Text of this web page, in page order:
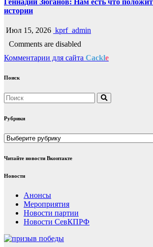
Геннадий Зюганов: Нам есть что
истории
Июл 15, 2026 kprf_admin
Comments are disabled
Комментарии для сайта Cackle
Поиск
Рубрики
Рубрики
Читайте новости Вконтакте
Новости
Анонсы
Мероприятия
Новости партии
Новости СевКПРФ